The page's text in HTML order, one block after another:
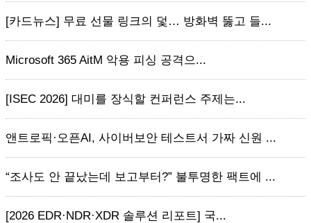
[카드뉴스] 무료 선물 링크의 덫… 방화벽 뚫고 들...
Microsoft 365 AitM 악용 피싱 공격으...
[ISEC 2026] 대미를 장식할 컨퍼런스 주제는...
앤트로픽·오픈AI, 사이버보안 테스트서 가짜 신원 ...
“조사도 안 끝났는데 보고부터?” 불투명한 팩트에 ...
[2026 EDR·NDR·XDR 솔루션 리포트] 국...